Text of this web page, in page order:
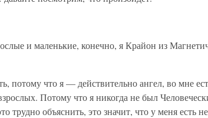
и маленькие, конечно, я Крайон из
потому что я — действительно ангел, во мне
Потому что я никогда не был
трудно объяснить, это значит, что у меня есть